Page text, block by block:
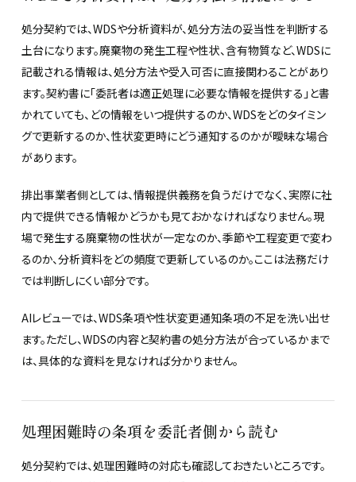
処分契約では、WDSや分析資料が、処分方法の妥当性を判断する
土台になります。廃棄物の発生工程や性状、含有物質など、WDSに
記載される情報は、処分方法や受入可否に直接関わることがあり
ます。契約書に「委託者は適正処理に必要な情報を提供する」と書
かれていても、どの情報をいつ提供するのか、WDSをどのタイミン
グで更新するのか、性状変更時にどう通知するのかが曖昧な場合
があります。
排出事業者側としては、情報提供義務を負うだけでなく、実際に社
内で提供できる情報かどうかも見ておかなければなりません。現
場で発生する廃棄物の性状が一定なのか、季節や工程変更で変わ
るのか、分析資料をどの頻度で更新しているのか。ここは法務だけ
では判断しにくい部分です。
AIレビューでは、WDS条項や性状変更通知条項の不足を洗い出せ
ます。ただし、WDSの内容と契約書の処分方法が合っているかまで
は、具体的な資料を見なければ分かりません。
処理困難時の条項を委託者側から読む
処分契約では、処理困難時の対応も確認しておきたいところです。